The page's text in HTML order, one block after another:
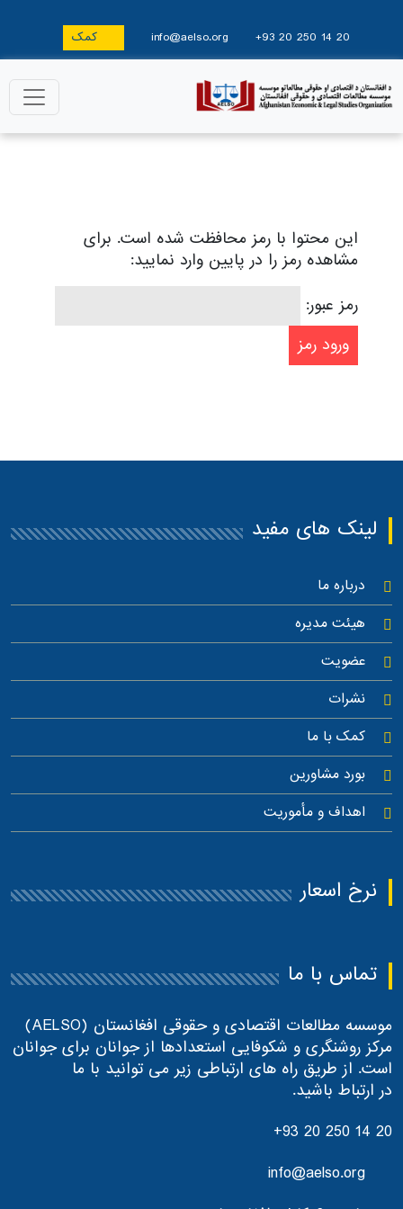
+93 20 250 14 20
info@aelso.org کمک
این محتوا با رمز محافظت شده است. برای
مشاهده رمز را در پایین وارد نمایید:
رمز عبور:
لینک های مفید
درباره ما
هیئت مدیره
عضویت
نشرات
کمک با ما
بورد مشاورین
اهداف و مأموریت
نرخ اسعار
تماس با ما
موسسه مطالعات اقتصادی و حقوقی افغانستان (AELSO)
مرکز روشنگری و شکوفایی استعدادها از جوانان برای جوانان
است. از طریق راه های ارتباطی زیر می توانید با ما
در ارتباط باشید.
+93 20 250 14 20
info@aelso.org